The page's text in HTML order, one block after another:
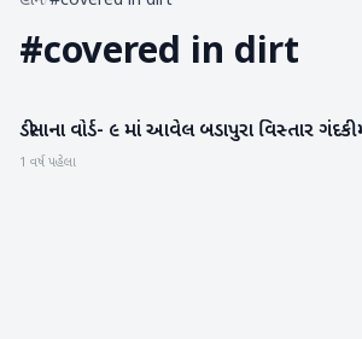
#covered in dirt
બનાસકાંઠા
ડીસાના વોર્ડ- ૯ માં આવેલ બડાપુરા વિસ્તાર
1 વર્ષ પહેલા